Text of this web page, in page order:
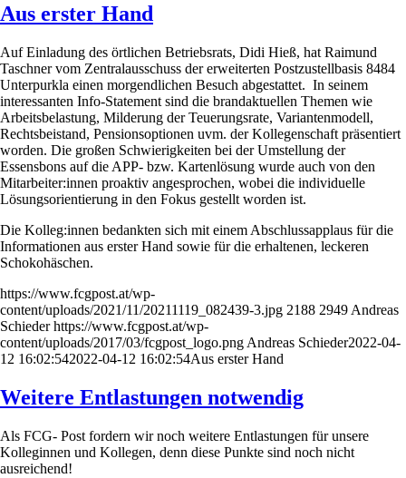
Aus erster Hand
Auf Einladung des örtlichen Betriebsrats, Didi Hieß, hat Raimund
Taschner vom Zentralausschuss der erweiterten Postzustellbasis 8484
Unterpurkla einen morgendlichen Besuch abgestattet. In seinem
interessanten Info-Statement sind die brandaktuellen Themen wie
Arbeitsbelastung, Milderung der Teuerungsrate, Variantenmodell,
Rechtsbeistand, Pensionsoptionen uvm. der Kollegenschaft präsentiert
worden. Die großen Schwierigkeiten bei der Umstellung der
Essensbons auf die APP- bzw. Kartenlösung wurde auch von den
Mitarbeiter:innen proaktiv angesprochen, wobei die individuelle
Lösungsorientierung in den Fokus gestellt worden ist.
Die Kolleg:innen bedankten sich mit einem Abschlussapplaus für die
Informationen aus erster Hand sowie für die erhaltenen, leckeren
Schokohäschen.
https://www.fcgpost.at/wp-
content/uploads/2021/11/20211119_082439-3.jpg 2188 2949 Andreas
Schieder https://www.fcgpost.at/wp-
content/uploads/2017/03/fcgpost_logo.png Andreas Schieder2022-04-
12 16:02:542022-04-12 16:02:54Aus erster Hand
Weitere Entlastungen notwendig
Als FCG- Post fordern wir noch weitere Entlastungen für unsere
Kolleginnen und Kollegen, denn diese Punkte sind noch nicht
ausreichend!